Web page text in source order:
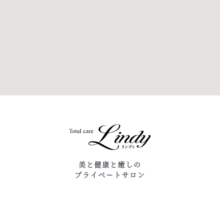
美と健康と癒しの
プライベートサロン